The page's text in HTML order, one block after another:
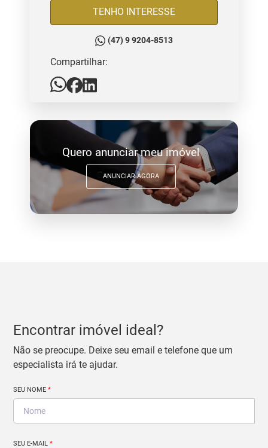
TENHO INTERESSE
(47) 9 9204-8513
Compartilhar:
Quero anunciar meu imóvel
ANUNCIAR AGORA
Encontrar imóvel ideal?
Não se preocupe. Deixe seu email e telefone que um
especialista irá te ajudar.
SEU NOME*
SEU E-MAIL*